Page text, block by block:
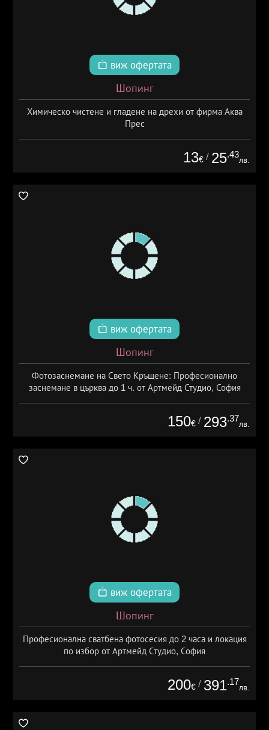
виж офертата
Шопинг
Химическо чистене и гладене на дрехи от фирма Аква
Прес
13€ / 25.43
лв.
виж офертата
Шопинг
Фотозаснемане на Свето Кръщене: Професионално
заснемане в църква до 1 ч. от Артмейд Студио, София
150€ / 293.37
лв.
виж офертата
Шопинг
Професионална сватбена фотосесия до 2 часа и локация
по избор от Артмейд Студио, София
200€ / 391.17
лв.